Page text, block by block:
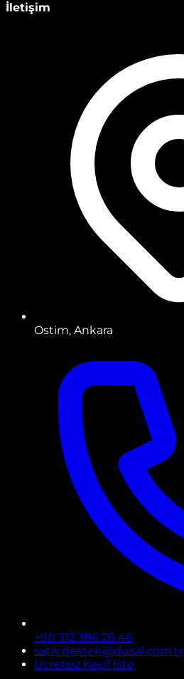
İletişim
Ostim, Ankara
+90 312 386 26 46
satis.destek@dusal.com.tr
Ücretsiz Keşif İste